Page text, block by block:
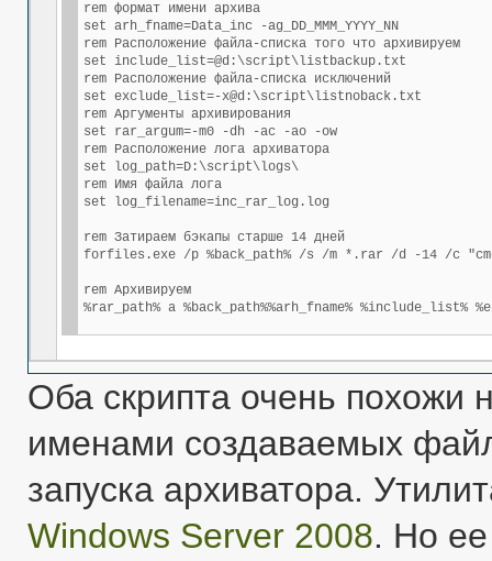
rem формат имени архива
set arh_fname=Data_inc -ag_DD_MMM_YYYY_NN
rem Расположение файла-списка того что архивируем
set include_list=@d:\script\listbackup.txt
rem Расположение файла-списка исключений
set exclude_list=-x@d:\script\listnoback.txt
rem Аргументы архивирования
set rar_argum=-m0 -dh -ac -ao -ow
rem Расположение лога архиватора
set log_path=D:\script\logs\
rem Имя файла лога
set log_filename=inc_rar_log.log
rem Затираем бэкапы старше 14 дней
forfiles.exe /p %back_path% /s /m *.rar /d -14 /c "cmd
rem Архивируем
%rar_path% a %back_path%%arh_fname% %include_list%
Оба скрипта очень похожи
именами создаваемых
запуска архиватора.
Windows Server 2008. Но